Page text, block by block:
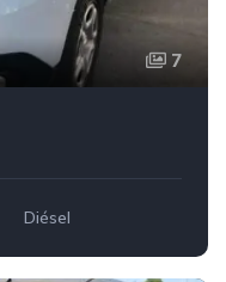
7
Diésel